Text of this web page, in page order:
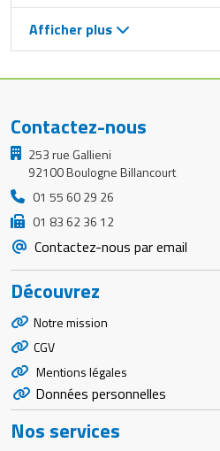
Afficher plus
Contactez-nous
253 rue Gallieni
92100 Boulogne Billancourt
01 55 60 29 26
01 83 62 36 12
Contactez-nous par email
Découvrez
Notre mission
CGV
Mentions légales
Données personnelles
Nos services